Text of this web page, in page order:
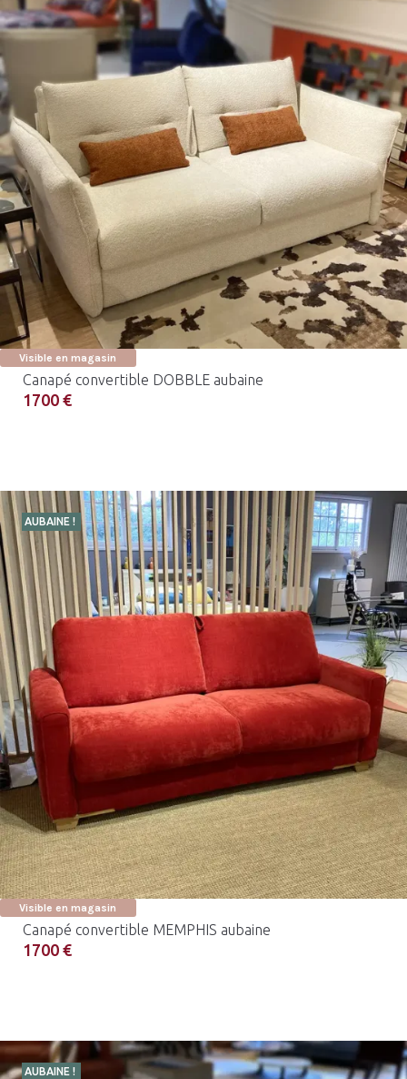
Visible en magasin
Canapé convertible DOBBLE aubaine
1700 €
AUBAINE !
Visible en magasin
Canapé convertible MEMPHIS aubaine
1700 €
AUBAINE !